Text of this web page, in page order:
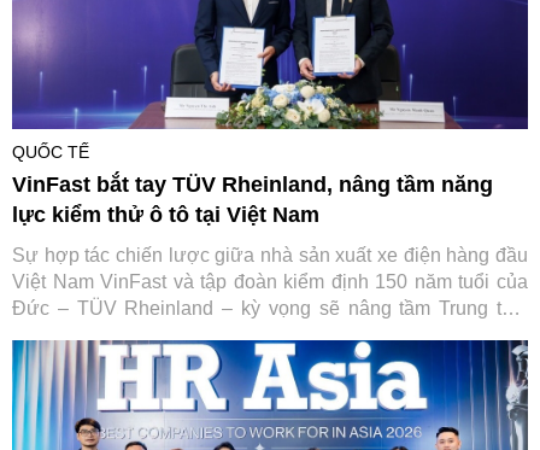
QUỐC TẾ
VinFast bắt tay TÜV Rheinland, nâng tầm năng
lực kiểm thử ô tô tại Việt Nam
Sự hợp tác chiến lược giữa nhà sản xuất xe điện hàng đầu
Việt Nam VinFast và tập đoàn kiểm định 150 năm tuổi của
Đức – TÜV Rheinland – kỳ vọng sẽ nâng tầm Trung tâm
Nam trở thành trung tâm dịch vụ kỹ thuật ô tô của toàn khu
vực.